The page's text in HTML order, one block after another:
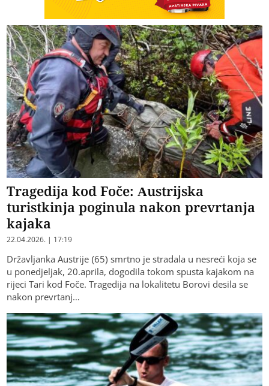
Tragedija kod Foče: Austrijska
turistkinja poginula nakon prevrtanja
kajaka
22.04.2026. | 17:19
Državljanka Austrije (65) smrtno je stradala u nesreći koja se
u ponedjeljak, 20.aprila, dogodila tokom spusta kajakom na
rijeci Tari kod Foče. Tragedija na lokalitetu Borovi desila se
nakon prevrtanj…